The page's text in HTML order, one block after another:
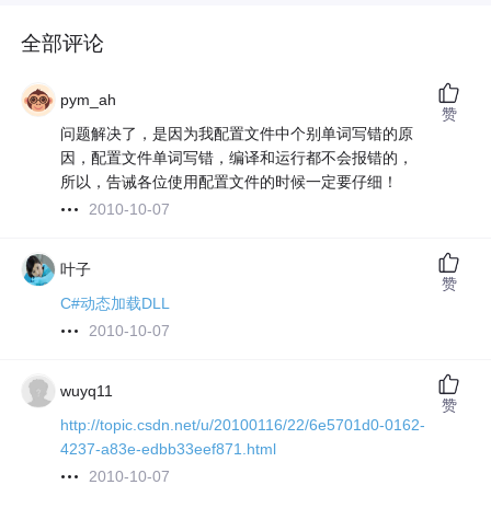
全部评论
pym_ah
问题解决了，是因为我配置文件中个别单词写错的原
因，配置文件单词写错，编译和运行都不会报错的，
所以，告诫各位使用配置文件的时候一定要仔细！
2010-10-07
赞
叶子
C#动态加载DLL
2010-10-07
赞
wuyq11
http://topic.csdn.net/u/20100116/22/6e5701d0-0162-
4237-a83e-edbb33eef871.html
2010-10-07
赞